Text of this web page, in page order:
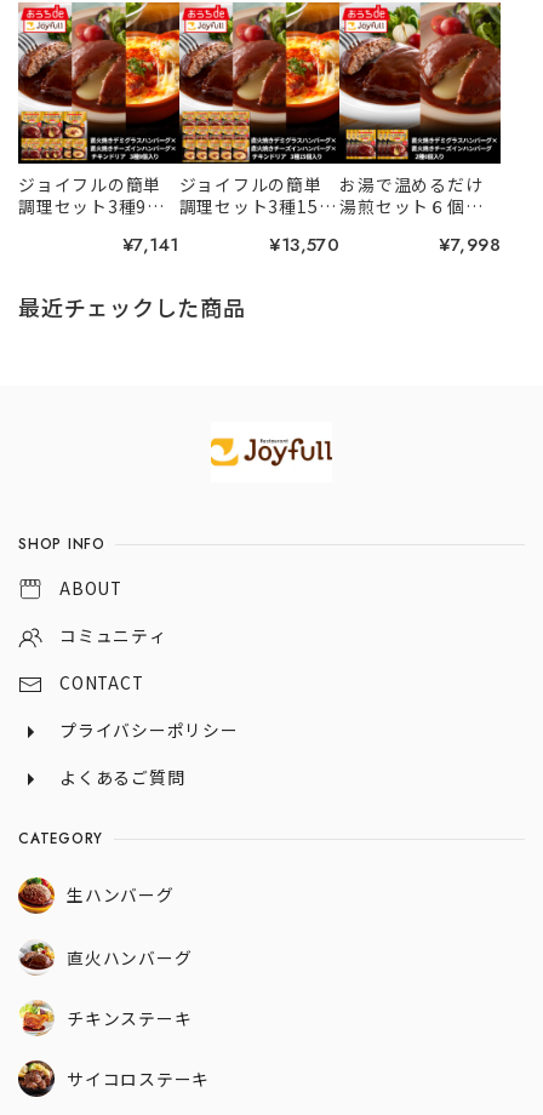
ジョイフルの簡単
調理セット3種9個
ミバーグ×直火焼
グ×チキンドリ
ア）
¥7,141
ジョイフルの簡単
調理セット3種15個
ミバーグ×直火焼
グ×チキンドリ
ア）
¥13,570
お湯で温めるだけ
湯煎セット６個
ラス、チーズデミ
¥7,998
最近チェックした商品
SHOP INFO
ABOUT
コミュニティ
CONTACT
プライバシーポリシー
よくあるご質問
CATEGORY
生ハンバーグ
直火ハンバーグ
チキンステーキ
サイコロステーキ